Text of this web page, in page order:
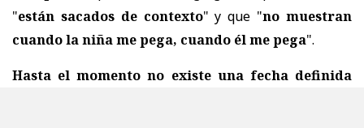
"están sacados de contexto" y que "no muestran
cuando la niña me pega, cuando él me pega".
Hasta el momento no existe una fecha definida